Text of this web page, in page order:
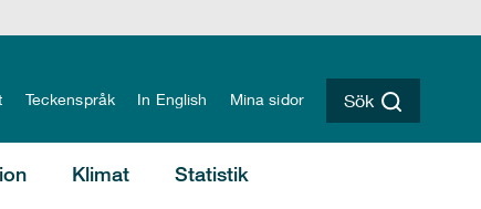
Teckenspråk In English Mina sidor Sök
Klimat Statistik